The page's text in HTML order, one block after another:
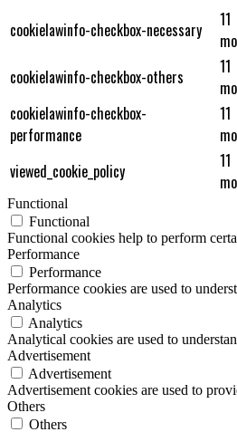
cookielawinfo-checkbox-necessary
11
cookielawinfo-checkbox-others
11
cookielawinfo-checkbox-
performance
11
viewed_cookie_policy
11
Functional
Functional
Functional cookies help to perform
Performance
Performance
Performance cookies are used to
Analytics
Analytics
Analytical cookies are used to
Advertisement
Advertisement
Advertisement cookies are used to
Others
Others